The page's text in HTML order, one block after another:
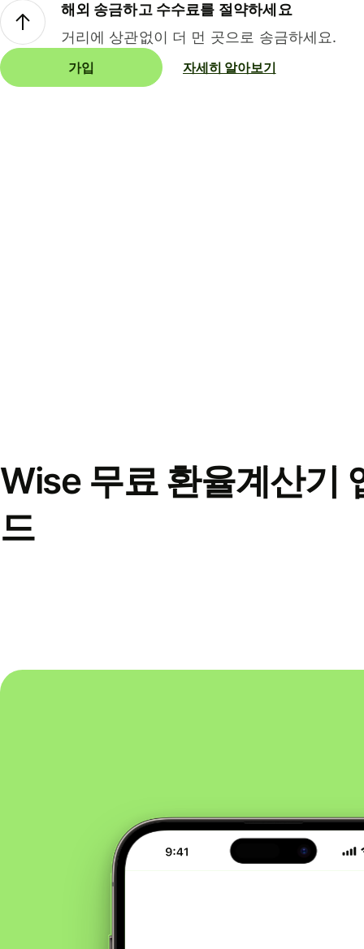
해외 송금하고 수수료를 절약하세요
거리에 상관없이 더 먼 곳으로 송금하세요.
가입 자세히 알아보기
Wise 무료 환율계산기
드